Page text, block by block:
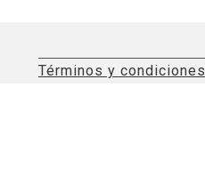
Términos y condiciones